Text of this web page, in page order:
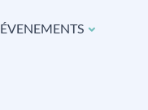
ÉVENEMENTS